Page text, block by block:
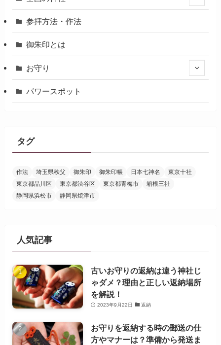
参拝方法・作法
御朱印とは
お守り
パワースポット
タグ
作法 埼玉県秩父 御朱印 御朱印帳 日本七神名
東京十社
東京都品川区
東京都渋谷区 東京都青梅市
箱根三社
静岡県浜松市
静岡県焼津市
人気記事
古いお守りの返納は違う神社じ
ゃダメ？理由と正しい返納場所
を解説！
2023年9月22日 返納
お守りを返納する時の郵送の仕
方やマナーは？準備から発送ま